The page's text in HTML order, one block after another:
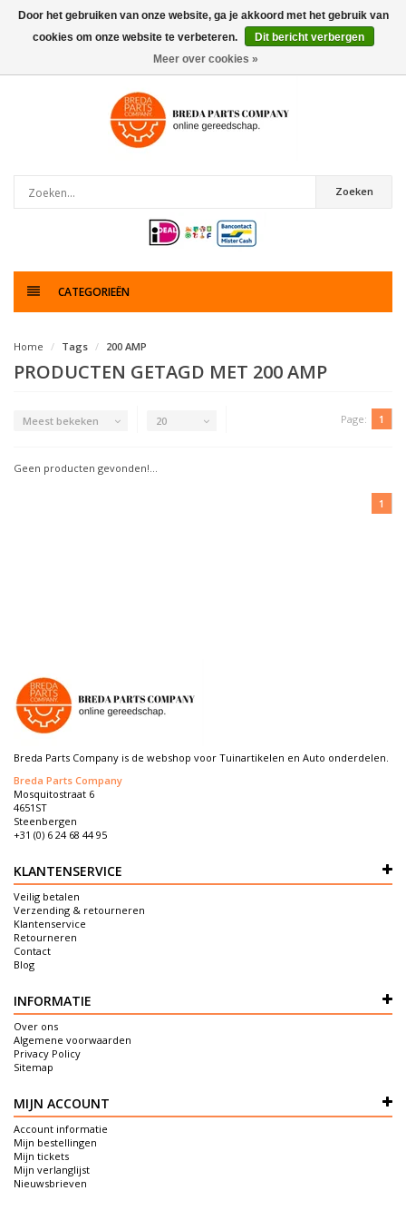
0artikelen
Zoeken
CATEGORIEËN
Home Tags 200 AMP
PRODUCTEN GETAGD MET 200 AMP
Meest bekeken 20 Page: 1
Geen producten gevonden!...
1
Breda Parts Company is de webshop voor Tuinartikelen en Auto onderdelen.
Breda Parts Company
Mosquitostraat 6
4651ST
Steenbergen
+31 (0) 6 24 68 44 95
KLANTENSERVICE
Veilig betalen
Verzending & retourneren
Klantenservice
Retourneren
Contact
Blog
INFORMATIE
Over ons
Algemene voorwaarden
Privacy Policy
Sitemap
MIJN ACCOUNT
Account informatie
Mijn bestellingen
Mijn tickets
Mijn verlanglijst
Nieuwsbrieven
Door het gebruiken van onze website, ga je akkoord met het gebruik van
cookies om onze website te verbeteren.
Dit bericht verbergen
Meer over cookies »